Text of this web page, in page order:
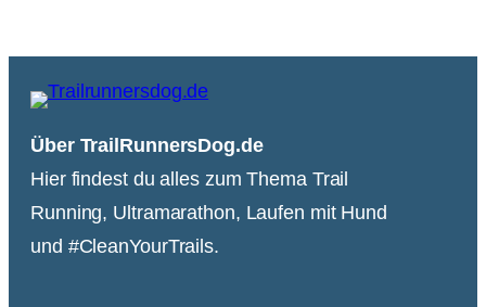
Über TrailRunnersDog.de
Hier findest du alles zum Thema Trail
Running, Ultramarathon, Laufen mit Hund
und #CleanYourTrails.